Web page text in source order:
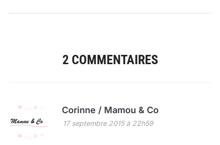
2 COMMENTAIRES
Corinne / Mamou & Co
17 septembre 2015 à 22h59